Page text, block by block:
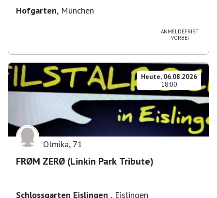
Hofgarten, München
ANMELDEFRIST
VORBEI
Heute, 06.08.2026
18:00
Olmika, 71
FRØM ZERØ (Linkin Park Tribute)
Schlossgarten Eislingen , Eislingen